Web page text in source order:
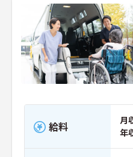
給料 月
年